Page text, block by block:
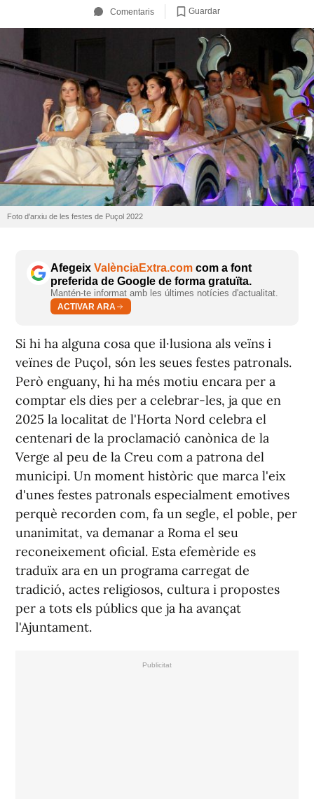
Comentaris Guardar
Foto d'arxiu de les festes de Puçol 2022
Afegeix ValènciaExtra.com com a font
preferida de Google de forma gratuïta.
Mantén-te informat amb les últimes notícies d'actualitat.
ACTIVAR ARA
Si hi ha alguna cosa que il·lusiona als veïns i
veïnes de Puçol, són les seues festes patronals.
Però enguany, hi ha més motiu encara per a
comptar els dies per a celebrar-les, ja que en
2025 la localitat de l'Horta Nord celebra el
centenari de la proclamació canònica de la
Verge al peu de la Creu com a patrona del
municipi. Un moment històric que marca l'eix
d'unes festes patronals especialment emotives
perquè recorden com, fa un segle, el poble, per
unanimitat, va demanar a Roma el seu
reconeixement oficial. Esta efemèride es
traduïx ara en un programa carregat de
tradició, actes religiosos, cultura i propostes
per a tots els públics que ja ha avançat
l'Ajuntament.